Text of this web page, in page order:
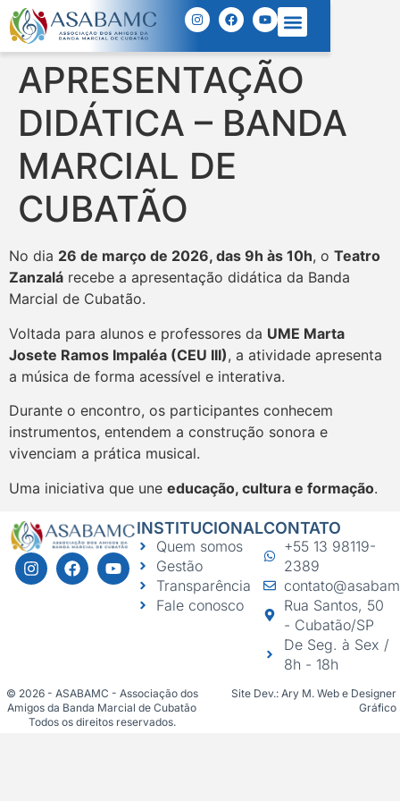
APRESENTAÇÃO
DIDÁTICA – BANDA
MARCIAL DE
CUBATÃO
No dia 26 de março de 2026, das 9h às 10h, o Teatro
Zanzalá recebe a apresentação didática da Banda
Marcial de Cubatão.
Voltada para alunos e professores da UME Marta
Josete Ramos Impaléa (CEU III), a atividade apresenta
a música de forma acessível e interativa.
Durante o encontro, os participantes conhecem
instrumentos, entendem a construção sonora e
vivenciam a prática musical.
Uma iniciativa que une educação, cultura e formação.
INSTITUCIONAL
Quem somos
Gestão
Transparência
Fale conosco
CONTATO
+55 13 98119-
2389
Rua Santos, 50
- Cubatão/SP
De Seg. à Sex /
8h - 18h
© 2026 - ASABAMC - Associação dos
Amigos da Banda Marcial de Cubatão
Todos os direitos reservados.
Site Dev.: Ary M. Web e Designer
Gráfico